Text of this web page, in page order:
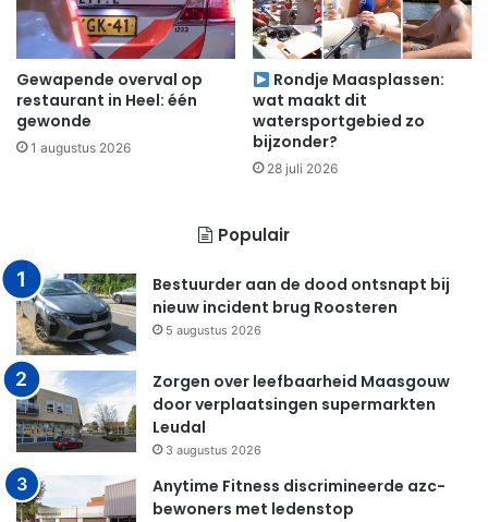
Gewapende overval op
restaurant in Heel: één
gewonde
1 augustus 2026
Rondje Maasplassen:
wat maakt dit
watersportgebied zo
bijzonder?
28 juli 2026
Populair
Bestuurder aan de dood ontsnapt bij
nieuw incident brug Roosteren
5 augustus 2026
Zorgen over leefbaarheid Maasgouw
door verplaatsingen supermarkten
Leudal
3 augustus 2026
Anytime Fitness discrimineerde azc-
bewoners met ledenstop